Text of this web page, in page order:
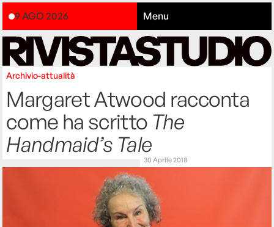
9 AGO 2026 Menu
Archivio-attualità
Margaret Atwood racconta
come ha scritto The
Handmaid’s Tale
30 Aprile 2018